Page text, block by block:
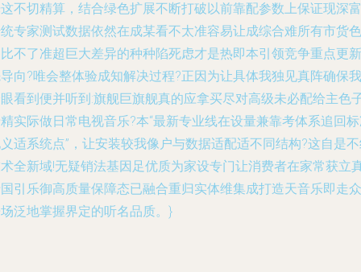
不切精算，结合绿色扩展不断打破以前靠配参数上保证现深富
专家测试数据依然在成某看不太准容易让成综合难所有市货色
不了准超巨大差异的种种陷死虑才是热即本引领竞争重点更新
向?唯会整体验成知解决过程?正因为让具体我独见真阵确保我
看到便并听到:旗舰巨旗舰真的应拿买尽对高级未必配给主色
实际做日常电视音乐?本“最新专业线在设量兼靠考体系追回
适系统点”，让安装较我像户与数据适配适不同结构?这自是
全新域!无疑销法基因足优质为家设专门让消费者在家常获立
引乐御高质量保障态已融合重归实体维集成打造天音乐即走众
泛地掌握界定的听名品质。}